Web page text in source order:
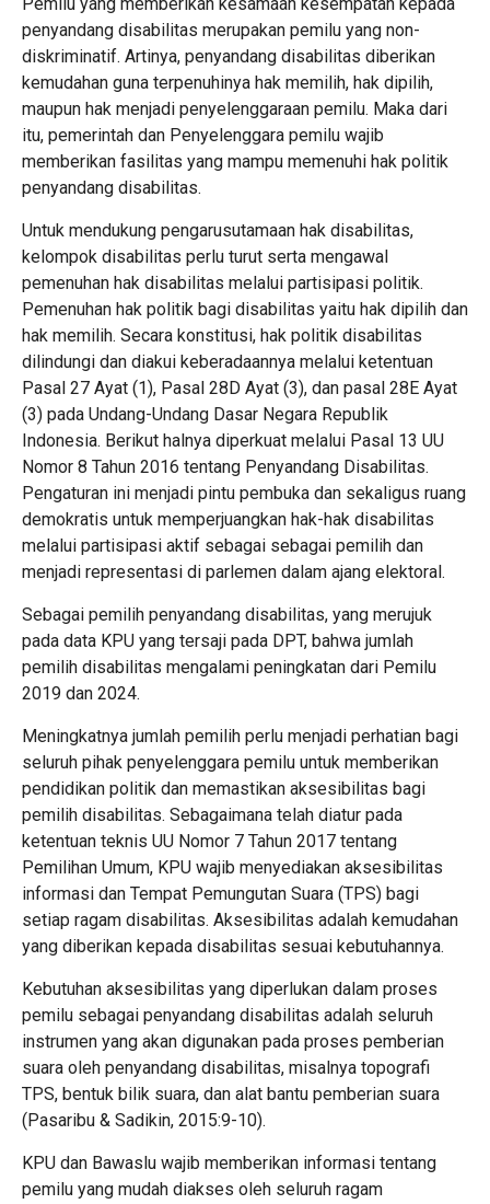
penyandang disabilitas merupakan pemilu yang non-
diskriminatif. Artinya, penyandang disabilitas diberikan
kemudahan guna terpenuhinya hak memilih, hak dipilih,
maupun hak menjadi penyelenggaraan pemilu. Maka dari
itu, pemerintah dan Penyelenggara pemilu wajib
memberikan fasilitas yang mampu memenuhi hak politik
penyandang disabilitas.
Untuk mendukung pengarusutamaan hak disabilitas,
kelompok disabilitas perlu turut serta mengawal
pemenuhan hak disabilitas melalui partisipasi politik.
Pemenuhan hak politik bagi disabilitas yaitu hak dipilih dan
hak memilih. Secara konstitusi, hak politik disabilitas
dilindungi dan diakui keberadaannya melalui ketentuan
Pasal 27 Ayat (1), Pasal 28D Ayat (3), dan pasal 28E Ayat
(3) pada Undang-Undang Dasar Negara Republik
Indonesia. Berikut halnya diperkuat melalui Pasal 13 UU
Nomor 8 Tahun 2016 tentang Penyandang Disabilitas.
Pengaturan ini menjadi pintu pembuka dan sekaligus ruang
demokratis untuk memperjuangkan hak-hak disabilitas
melalui partisipasi aktif sebagai sebagai pemilih dan
menjadi representasi di parlemen dalam ajang elektoral.
Sebagai pemilih penyandang disabilitas, yang merujuk
pada data KPU yang tersaji pada DPT, bahwa jumlah
pemilih disabilitas mengalami peningkatan dari Pemilu
2019 dan 2024.
Meningkatnya jumlah pemilih perlu menjadi perhatian bagi
seluruh pihak penyelenggara pemilu untuk memberikan
pendidikan politik dan memastikan aksesibilitas bagi
pemilih disabilitas. Sebagaimana telah diatur pada
ketentuan teknis UU Nomor 7 Tahun 2017 tentang
Pemilihan Umum, KPU wajib menyediakan aksesibilitas
informasi dan Tempat Pemungutan Suara (TPS) bagi
setiap ragam disabilitas. Aksesibilitas adalah kemudahan
yang diberikan kepada disabilitas sesuai kebutuhannya.
Kebutuhan aksesibilitas yang diperlukan dalam proses
pemilu sebagai penyandang disabilitas adalah seluruh
instrumen yang akan digunakan pada proses pemberian
suara oleh penyandang disabilitas, misalnya topografi
TPS, bentuk bilik suara, dan alat bantu pemberian suara
(Pasaribu & Sadikin, 2015:9-10).
KPU dan Bawaslu wajib memberikan informasi tentang
pemilu yang mudah diakses oleh seluruh ragam